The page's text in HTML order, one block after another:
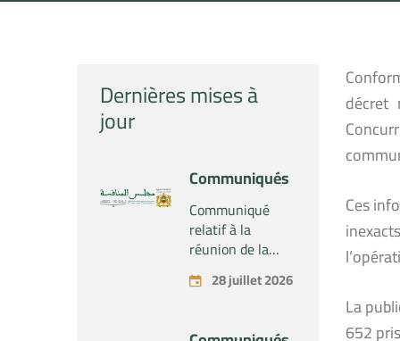
Dernières mises à
jour
Communiqués
Communiqué
relatif à la
réunion de la
Section du
Conseil de la
Tenue le mardi
28 juillet 2026
Ces
La
652